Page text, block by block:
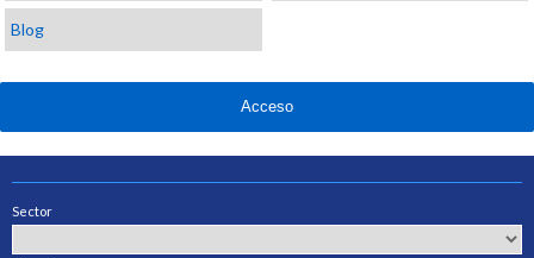
Blog
Acceso
Sector